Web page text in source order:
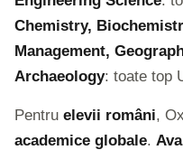
Chemistry,
Management,
Archaeology: toate top
Pentru elevii români,
academice globale.